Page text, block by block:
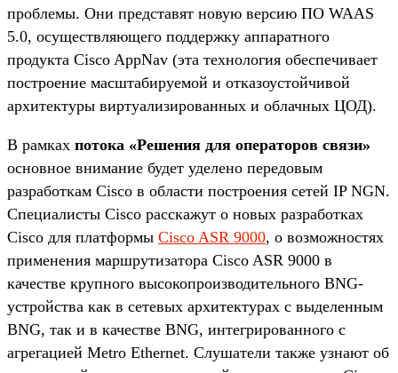
проблемы. Они представят новую версию ПО WAAS
5.0, осуществляющего поддержку аппаратного
продукта Cisco AppNav (эта технология обеспечивает
построение масштабируемой и отказоустойчивой
архитектуры виртуализированных и облачных ЦОД).
В рамках потока «Решения для операторов связи»
основное внимание будет уделено передовым
разработкам Cisco в области построения сетей IP NGN.
Специалисты Cisco расскажут о новых разработках
Cisco для платформы Cisco ASR 9000, о возможностях
применения маршрутизатора Cisco ASR 9000 в
качестве крупного высокопроизводительного BNG-
устройства как в сетевых архитектурах с выделенным
BNG, так и в качестве BNG, интегрированного с
агрегацией Metro Ethernet. Слушатели также узнают об